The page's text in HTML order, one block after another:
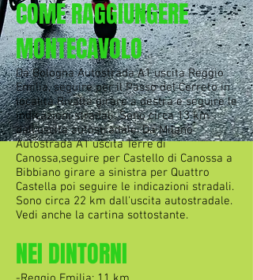
COME RAGGIUNGERE
MONTECAVOLO
Da Bologna Autostrada A1 uscita Reggio
Emilia, seguire per il Passo del Cerreto in
località Rivalta girare a destra e seguire le
indicazioni stradali. Sono circa 13 km
dall’uscita autostradale. Da Milano
Autostrada A1 uscita Terre di
Canossa,seguire per Castello di Canossa a
Bibbiano girare a sinistra per Quattro
Castella poi seguire le indicazioni stradali.
Sono circa 22 km dall'uscita autostradale.
Vedi anche la cartina sottostante.
NEI DINTORNI